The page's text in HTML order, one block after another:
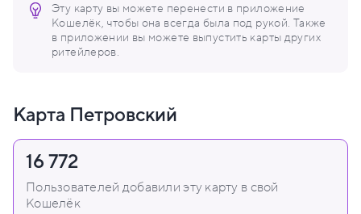
Эту карту вы можете перенести в приложение
Кошелёк, чтобы она всегда была под рукой. Также
в приложении вы можете выпустить карты других
ритейлеров.
Карта Петровский
16 772
Пользователей добавили эту карту в свой
Кошелёк